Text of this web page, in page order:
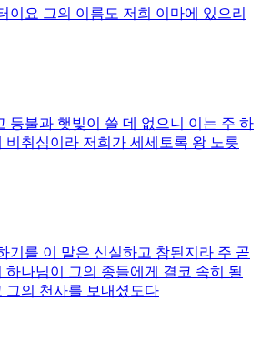
이요 그의 이름도 저희 이마에 있으리
등불과 햇빛이 쓸 데 없으니 이는 주 하
비취심이라 저희가 세세토록 왕 노릇
기를 이 말은 신실하고 참된지라 주 곧
하나님이 그의 종들에게 결코 속히 될
그의 천사를 보내셨도다